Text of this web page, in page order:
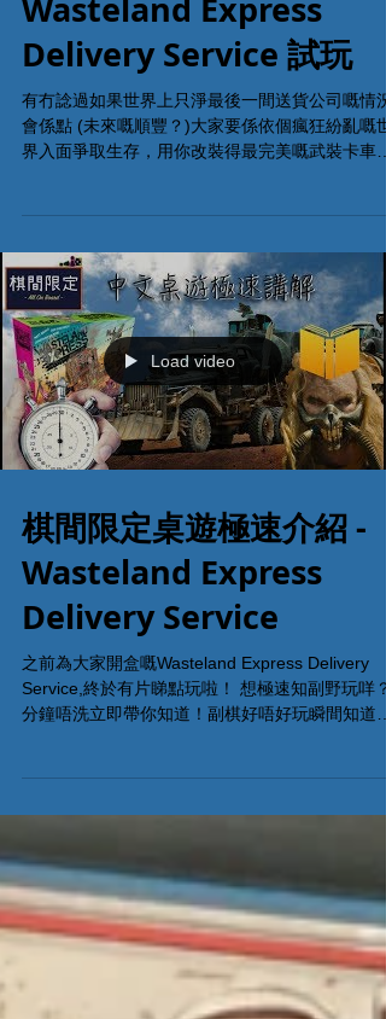
桌上遊戲介紹 -
Wasteland Express
Delivery Service 試玩
有冇諗過如果世界上只淨最後一間送貨公司嘅情況
會係點 (未來嘅順豐？)大家要係依個瘋狂紛亂嘅世
界入面爭取生存，用你改裝得最完美嘅武裝卡車於
不同交易站穿插，從眾多狂徒手中逃脫！
Express Delivery Service 現可於棋間限定試玩！
Load video
棋間限定桌遊極速介紹 -
Wasteland Express
Delivery Service
分鐘唔洗立即帶你知道！副棋好唔好玩瞬間知道既
方便又環保！ #敬請繼續留意新一集極速桌遊介紹
棋間限定 #香港桌遊 #桌遊中文介紹...